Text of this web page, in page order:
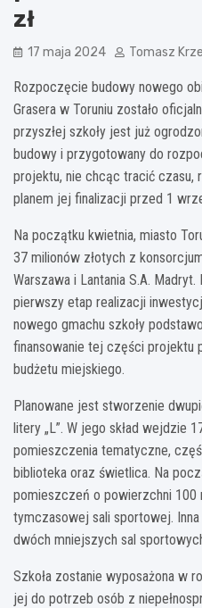
zł
17 maja 2024 Tomasz
Rozpoczęcie budowy nowego
Grasera w Toruniu zostało
przyszłej szkoły jest już
budowy i przygotowany do
projektu, nie chcąc tracić czasu,
planem jej finalizacji przed 1
Na początku kwietnia, miasto
37 milionów złotych z
Warszawa i Lantania S.A.
pierwszy etap realizacji
nowego gmachu szkoły
finansowanie tej części projektu
budżetu miejskiego.
Planowane jest stworzenie
litery „L”. W jego skład wejdzie
pomieszczenia tematyczne,
biblioteka oraz świetlica. Na
pomieszczeń o powierzchni 100
tymczasowej sali sportowej.
dwóch mniejszych sal
Szkoła zostanie wyposażona w
jej do potrzeb osób z